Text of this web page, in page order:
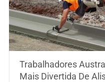
Trabalhadores
Mais Divertida De